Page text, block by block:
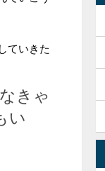
ていきた
きゃ
い